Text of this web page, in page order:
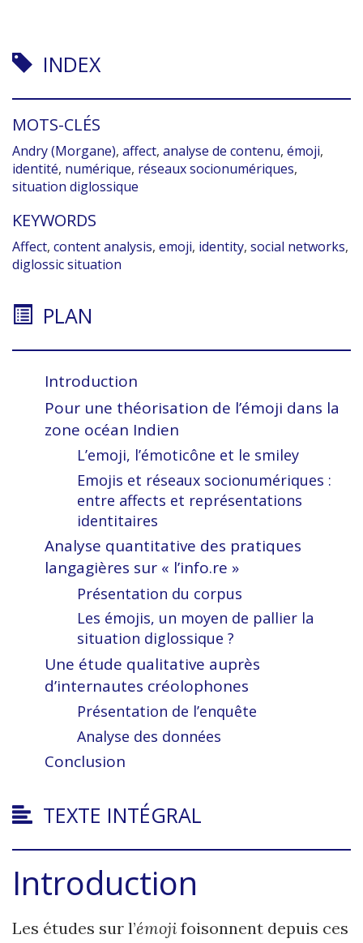
INDEX
MOTS-CLÉS
Andry (Morgane), affect, analyse de contenu, émoji,
identité, numérique, réseaux socionumériques,
situation diglossique
KEYWORDS
Affect, content analysis, emoji, identity, social networks,
diglossic situation
PLAN
Introduction
Pour une théorisation de l’émoji dans la
zone océan Indien
L’emoji, l’émoticône et le smiley
Emojis et réseaux socionumériques :
entre affects et représentations
identitaires
Analyse quantitative des pratiques
langagières sur « l’info.re »
Présentation du corpus
Les émojis, un moyen de pallier la
situation diglossique ?
Une étude qualitative auprès
d’internautes créolophones
Présentation de l’enquête
Analyse des données
Conclusion
TEXTE INTÉGRAL
Introduction
Les études sur l’émoji foisonnent depuis ces